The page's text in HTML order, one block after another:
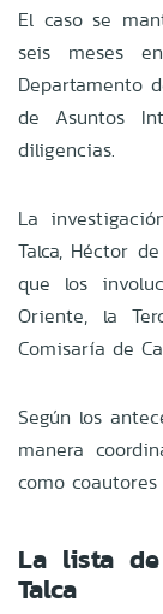
El caso se
seis meses
Departamento
de Asuntos
diligencias.
La
Talca, Héctor
que los
Oriente, la
Comisaría de
Según los
manera
como
La lista
Talca